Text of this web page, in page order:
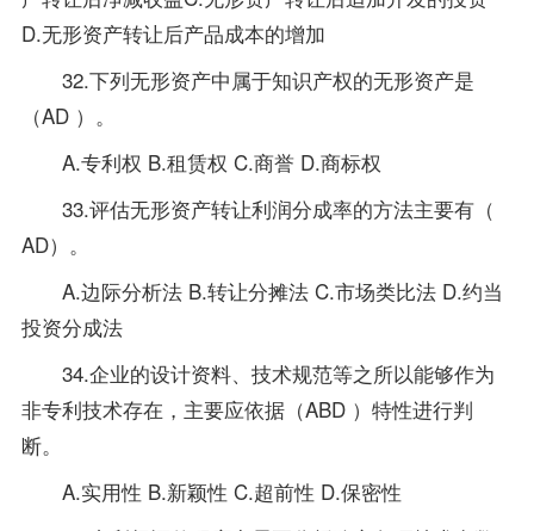
D.无形资产转让后产品成本的增加
32.下列无形资产中属于知识产权的无形资产是
（AD ）。
A.专利权 B.租赁权 C.商誉 D.商标权
33.评估无形资产转让利润分成率的方法主要有（
AD）。
A.边际分析法 B.转让分摊法 C.市场类比法 D.约当
投资分成法
34.企业的设计资料、技术规范等之所以能够作为
非专利技术存在，主要应依据（ABD ）特性进行判
断。
A.实用性 B.新颖性 C.超前性 D.保密性